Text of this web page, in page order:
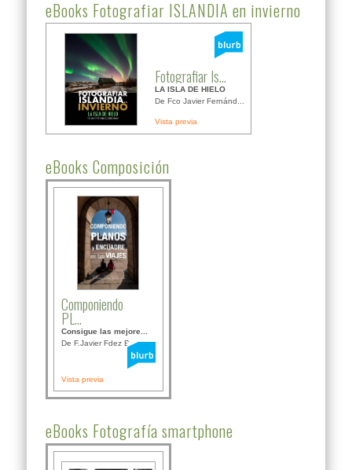
eBooks Fotografiar ISLANDIA en invierno
Fotografiar Is...
LA ISLA DE HIELO
De Fco Javier Fernánd...
Vista previa
eBooks Composición
Componiendo
PL...
Consigue las mejore...
De F.Javier Fdez Bor...
Vista previa
eBooks Fotografía smartphone